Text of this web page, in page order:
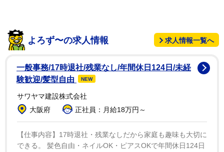
もボーイズグループ「BE:FIRST」やロックバンド
「Official髭男dism」の特集が組まれていることもあ
り、多く音楽ファンが買い求めている状態にあった。
これらの状況を受け、同誌編集部は「この状況を鑑み
て、重版することを決めました」と異例の対応を発表。
の編集部アカウントならびに弊誌公式サイトにてお知ら
せいたします」とし、「重版出来ましたら定価900円で
よろず〜の求人情報 求人情報一覧へ
一般事務/17時退社/残業なし/年間休日124日/未経
験歓迎/髪型自由
NEW
サワヤマ建設株式会社
大阪府
正社員：月給18万円～
【仕事内容】17時退社・残業なしだから家庭も趣味も大切に
できる。 髪色自由・ネイルOK・ピアスOKで年間休日124日